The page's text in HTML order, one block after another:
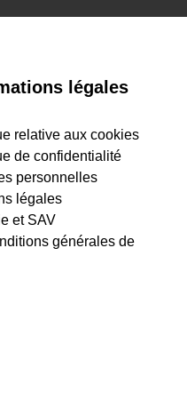
légales
relative aux cookies
de confidentialité
personnelles
légales
et SAV
générales de